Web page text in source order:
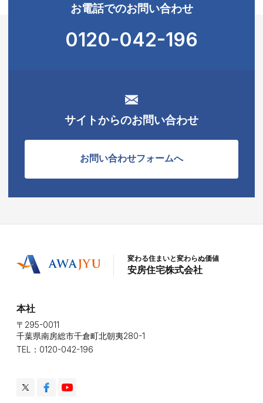
お電話でのお問い合わせ
0120-042-196
サイトからのお問い合わせ
お問い合わせフォームへ
変わる住まいと変わらぬ価値
安房住宅株式会社
本社
〒295-0011
千葉県南房総市千倉町北朝夷280-1
TEL：0120-042-196